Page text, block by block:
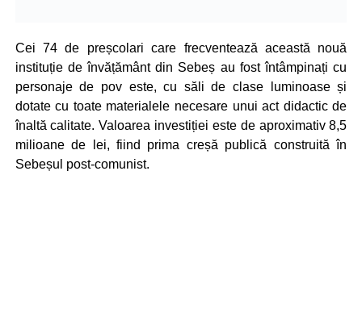
Cei 74 de preșcolari care frecventează această nouă
instituție de învățământ din Sebeș au fost întâmpinați cu
personaje de pov este, cu săli de clase luminoase și
dotate cu toate materialele necesare unui act didactic de
înaltă calitate. Valoarea investiției este de aproximativ 8,5
milioane de lei, fiind prima creșă publică construită în
Sebeșul post-comunist.